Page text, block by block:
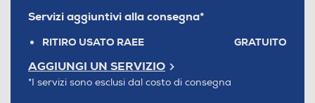
Servizi aggiuntivi alla consegna*
RITIRO USATO RAEE GRATUITO
AGGIUNGI UN SERVIZIO
*I servizi sono esclusi dal costo di consegna